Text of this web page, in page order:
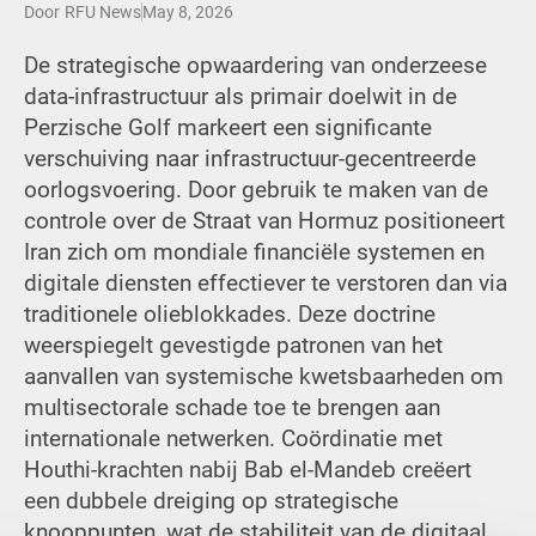
Door RFU NewsMay 8, 2026
De strategische opwaardering van onderzeese
data-infrastructuur als primair doelwit in de
Perzische Golf markeert een significante
verschuiving naar infrastructuur-gecentreerde
oorlogsvoering. Door gebruik te maken van de
controle over de Straat van Hormuz positioneert
Iran zich om mondiale financiële systemen en
digitale diensten effectiever te verstoren dan via
traditionele olieblokkades. Deze doctrine
weerspiegelt gevestigde patronen van het
aanvallen van systemische kwetsbaarheden om
multisectorale schade toe te brengen aan
internationale netwerken. Coördinatie met
Houthi-krachten nabij Bab el-Mandeb creëert
een dubbele dreiging op strategische